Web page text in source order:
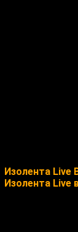
Изолента Live
Изолента Live